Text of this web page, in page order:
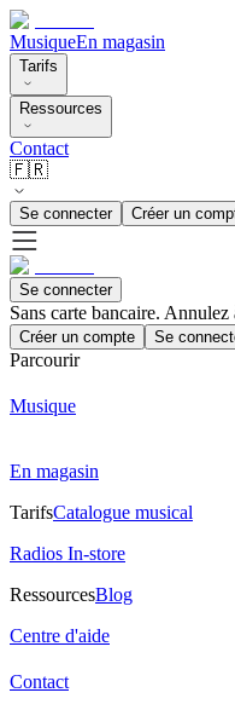
MusiqueEn magasin
Tarifs
Ressources
Contact
🇫🇷
Se connecter Créer un
Se connecter
Sans carte bancaire.
Créer un compte Se
Parcourir
Musique
En magasin
TarifsCatalogue musical
Radios In-store
RessourcesBlog
Centre d'aide
Contact